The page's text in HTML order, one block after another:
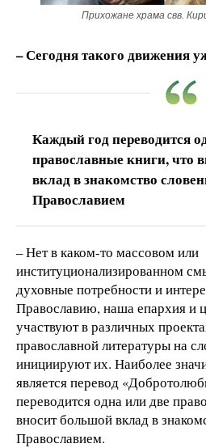
Прихожане храма свв.
– Сегодня такого движения
Каждый год переводится
православные книги, что
вклад в знакомство
Православием
– Нет в каком-то массовом или
институционализированном
духовные потребности и
Православию, наша епархия и
участвуют в различных
православной литературы на
инициируют их. Наиболее
является перевод
переводится одна или две
вносит большой вклад в
Православием.